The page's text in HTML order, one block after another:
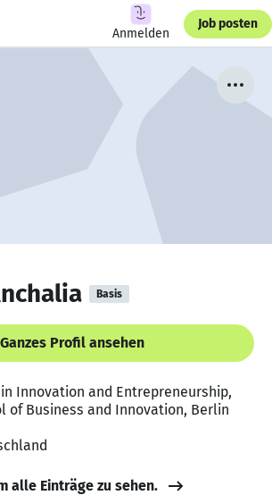
Anmelden
Job posten
Basis
Ganzes Profil ansehen
Innovation and Entrepreneurship,
of Business and Innovation, Berlin
alle Einträge zu sehen.